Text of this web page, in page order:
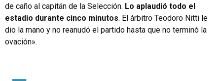
de caño al capitán de la Selección. Lo aplaudió todo el
estadio durante cinco minutos. El árbitro Teodoro Nitti le
dio la mano y no reanudó el partido hasta que no terminó la
ovación».